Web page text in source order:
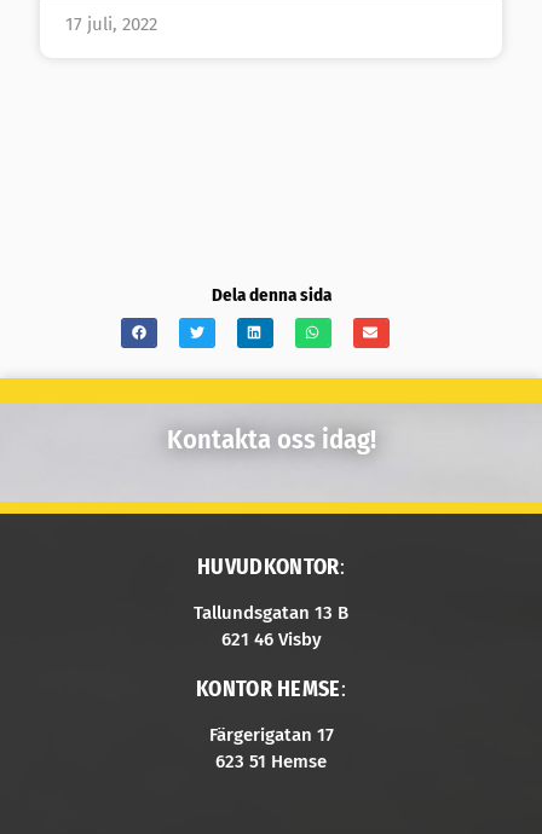
17 juli, 2022
Dela denna sida
Kontakta oss idag!
HUVUDKONTOR:
Tallundsgatan 13 B
621 46 Visby
KONTOR HEMSE:
Färgerigatan 17
623 51 Hemse